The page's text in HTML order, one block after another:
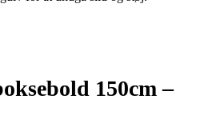
150cm –